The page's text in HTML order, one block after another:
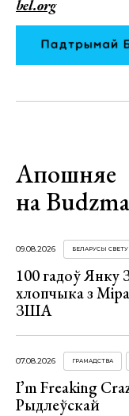
bel.org
Апошняе
на
09.08.2026 БЕЛАРУСЫ СВЕТУ
100 гадоў Янку
хлопчыка з
ЗША
07.08.2026 ГРАМАДСТВА
I’m Freaking
Рыдлеўскай